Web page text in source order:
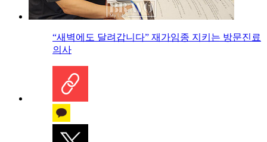
“새벽에도 달려갑니다” 재가임종 지키는 방문진료
의사